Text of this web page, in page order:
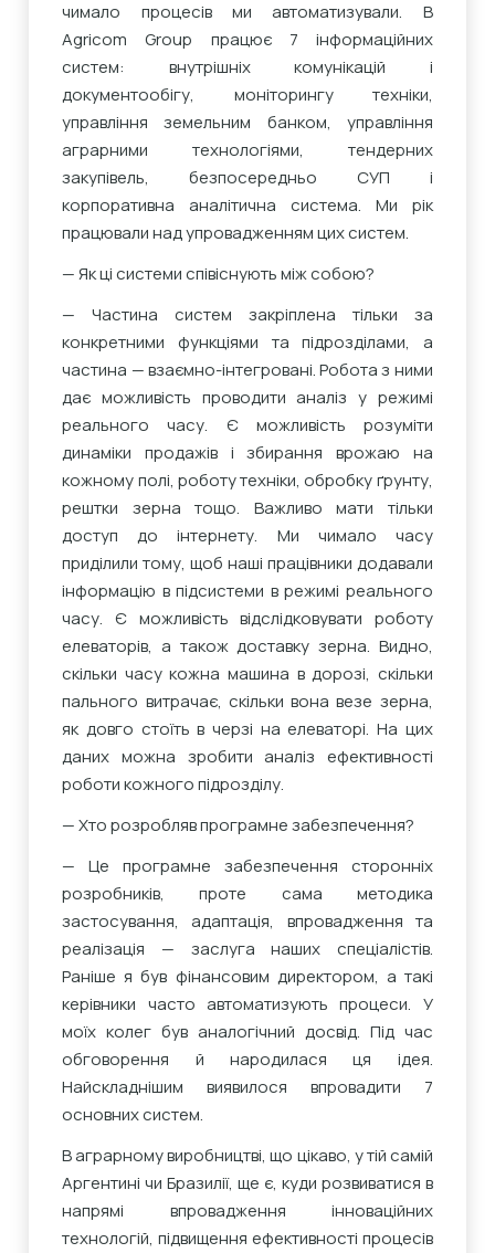
чимало процесів ми автоматизували. В
Agricom Group працює 7 інформаційних
систем: внутрішніх комунікацій і
документообігу, моніторингу техніки,
управління земельним банком, управління
аграрними технологіями, тендерних
закупівель, безпосередньо СУП і
корпоративна аналітична система. Ми рік
працювали над упровадженням цих систем.
— Як ці системи співіснують між собою?
— Частина систем закріплена тільки за
конкретними функціями та підрозділами, а
частина — взаємно-інтегровані. Робота з ними
дає можливість проводити аналіз у режимі
реального часу. Є можливість розуміти
динаміки продажів і збирання врожаю на
кожному полі, роботу техніки, обробку ґрунту,
рештки зерна тощо. Важливо мати тільки
доступ до інтернету. Ми чимало часу
приділили тому, щоб наші працівники додавали
інформацію в підсистеми в режимі реального
часу. Є можливість відслідковувати роботу
елеваторів, а також доставку зерна. Видно,
скільки часу кожна машина в дорозі, скільки
пального витрачає, скільки вона везе зерна,
як довго стоїть в черзі на елеваторі. На цих
даних можна зробити аналіз ефективності
роботи кожного підрозділу.
— Хто розробляв програмне забезпечення?
— Це програмне забезпечення сторонніх
розробників, проте сама методика
застосування, адаптація, впровадження та
реалізація — заслуга наших спеціалістів.
Раніше я був фінансовим директором, а такі
керівники часто автоматизують процеси. У
моїх колег був аналогічний досвід. Під час
обговорення й народилася ця ідея.
Найскладнішим виявилося впровадити 7
основних систем.
В аграрному виробництві, що цікаво, у тій самій
Аргентині чи Бразилії, ще є, куди розвиватися в
напрямі впровадження інноваційних
технологій, підвищення ефективності процесів